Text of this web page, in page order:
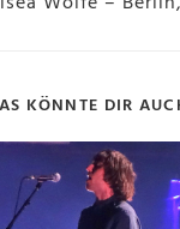
KÖNNTE DIR